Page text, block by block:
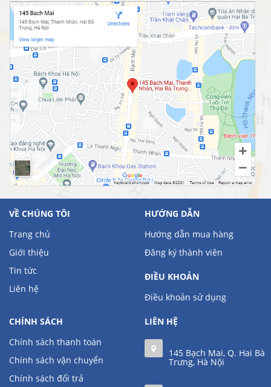
VỀ CHÚNG TÔI
Trang chủ
Giới thiệu
Tin tức
Liên hệ
HƯỚNG DẪN
Hướng dẫn mua hàng
Đăng ký thành viên
ĐIỀU KHOẢN
Điều khoản sử dụng
CHÍNH SÁCH
Chính sách thanh toán
Chính sách vận chuyển
Chính sách đổi trả
LIÊN HỆ
145 Bạch Mai, Q. Hai Bà
Trưng, Hà Nội